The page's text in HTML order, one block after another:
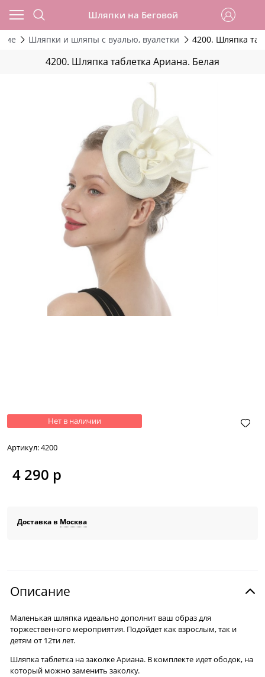
Шляпки на Беговой
Шляпки и шляпы с вуалью, вуалетки 4200. Шляпка
4200. Шляпка таблетка Ариана. Белая
Нет в наличии
Артикул:4200
4 290 р
Доставка в Москва
Описание
Маленькая шляпка идеально дополнит ваш образ для
торжественного мероприятия. Подойдет как взрослым, так и
детям от 12ти лет.
Шляпка таблетка на заколке Ариана. В комплекте идет ободок, на
который можно заменить заколку.